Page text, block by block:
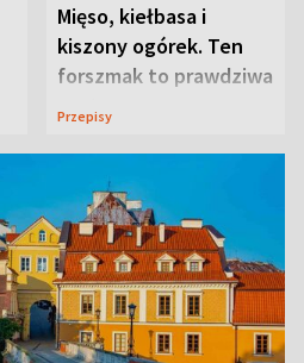
Mięso, kiełbasa i
kiszony ogórek. Ten
forszmak to prawdziwa
uczta
Przepisy